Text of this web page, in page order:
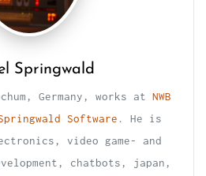
Springwald
Germany, works at NWB
Software . He is
video game- and
chatbots, japan,